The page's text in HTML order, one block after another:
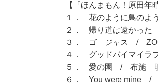
【「ほんまもん！原田年
１． 花のように鳥の
２． 帰り道は遠かっ
３． ゴージャス /
４． グッドバイマイ
５． 愛の園 / 布施
６． You were mine /